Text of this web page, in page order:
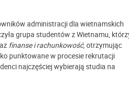
administracji dla wietnamskich
grupa studentów z Wietnamu,
finanse i rachunkowość, otrzymując
punktowane w procesie rekrutacji
najczęściej wybierają studia na